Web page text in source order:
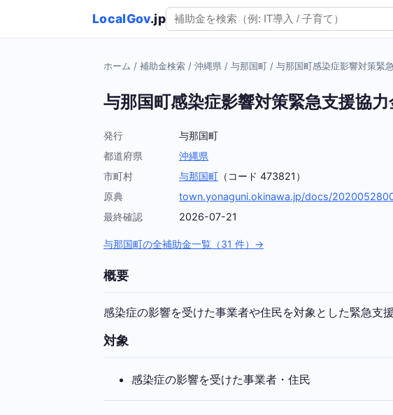
LocalGov.jp
ホーム / 補助金検索 / 沖縄県 / 与那国町 / 与那国町感染症影響対策緊
与那国町感染症影響対策緊急支援協力
発行
与那国町
都道府県
沖縄県
市町村
与那国町 （コード 473821）
原典
town.yonaguni.okinawa.jp/docs/
最終確認
2026-07-21
与那国町の全補助金一覧（31 件）→
概要
感染症の影響を受けた事業者や住民を対象とした緊急支
対象
感染症の影響を受けた事業者・住民